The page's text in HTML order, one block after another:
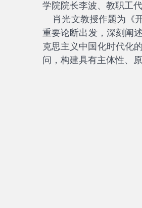
学院院长李波、 教职工
肖光文教授作题为《
重要论断出发，深刻阐
克思主义中国化时代化
问，构建具有主体性、